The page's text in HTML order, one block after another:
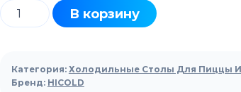
Количество
товара
холодильный
для
В корзину
Категория: Холодильные Столы Для Пиццы И
Бренд: HICOLD